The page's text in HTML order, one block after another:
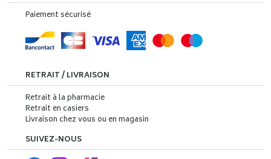
Paiement sécurisé
RETRAIT / LIVRAISON
Retrait à la pharmacie
Retrait en casiers
Livraison chez vous ou en magasin
SUIVEZ-NOUS